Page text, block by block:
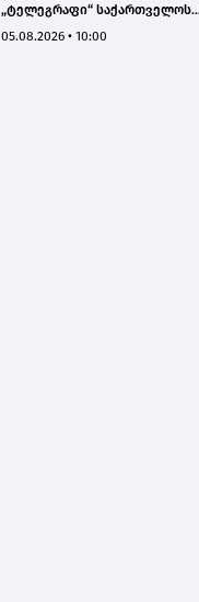
„ტელეგრაფი“ საქართველოს
სტატიების ციკლს აქვეყნებს
05.08.2026 • 10:00